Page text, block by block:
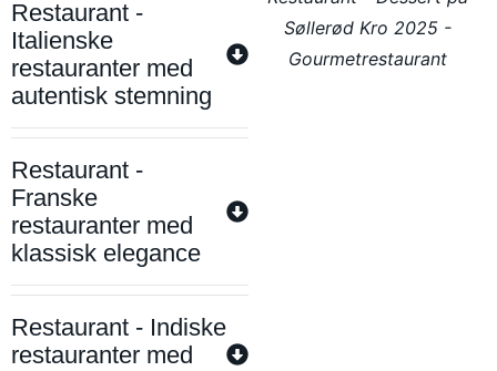
Restaurant -
Italienske
restauranter med
autentisk stemning
Restaurant -
Franske
restauranter med
klassisk elegance
Restaurant - Indiske
restauranter med
Søllerød Kro 2025 -
Gourmetrestaurant